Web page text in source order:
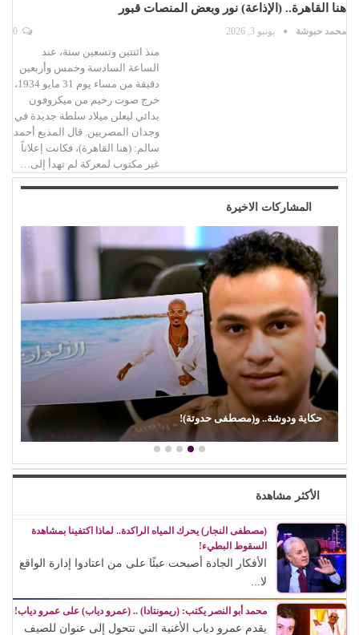
هنا القاهرة.. (الإذاعة) نور وبعض المنصات قبور
محمد حبوشة يونيو 3, 2026
منذ اثنتين وتسعين سنة، عند
الساعة السادسة وخمس وأربعين
دقيقة من مساء يوم 31 مايو 1934،
خرج صوت رخيم من ميكروفون
بدائي ليعلن ميلاد سلطة جديدة في
وجدان المصريين. قال المذيع أحمد
سالم: (هنا القاهرة)، فكانت إعلاناً
غير مكتوب لمعركة لم تهدأ إلى…
المشاركات الاخيرة
حكاية ودوشة.. و(مصطفى حدوتة)!
الأكثر مشاهدة
(مصطفى النجار) يحرك المياه الراكدة.. لماذا اكتفينا بمشاهدة
السقوط البطيء!
الأفكار الجادة أصبحت عبئًا على من اعتادوا إدارة الواقع
لا...
محمد أبو النصر يكتب: (ريمونتادا) .. (عمرو دياب) على عمرو دياب!
يقدم عمرو دياب الأغنية التي تتحول إلى عنوان للصيف